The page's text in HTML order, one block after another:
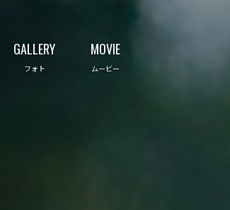
GALLERY
フォト
MOVIE
ムービー